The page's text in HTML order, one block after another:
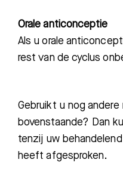
Orale anticonceptie
Als u orale
rest van de cyclus
Gebruikt u nog andere
bovenstaande? Dan
tenzij uw
heeft afgesproken.